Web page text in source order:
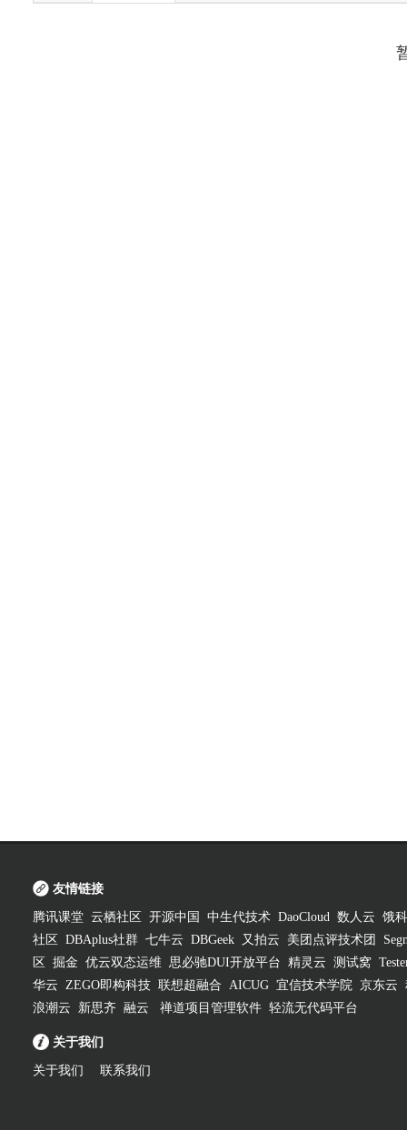
友情链接
腾讯课堂 云栖社区 开源中国 中生代技术 DaoCloud 数人云 饿
社区
DBAplus社群 七牛云 DBGeek 又拍云 美团点评技术团
区
掘金 优云双态运维 思必驰DUI开放平台 精灵云 测试窝
华云 ZEGO即构科技 联想超融合 AICUG 宜信技术学院 京东云
浪潮云
新思齐 融云 禅道项目管理软件 轻流无代码平台
关于我们
关于我们 联系我们